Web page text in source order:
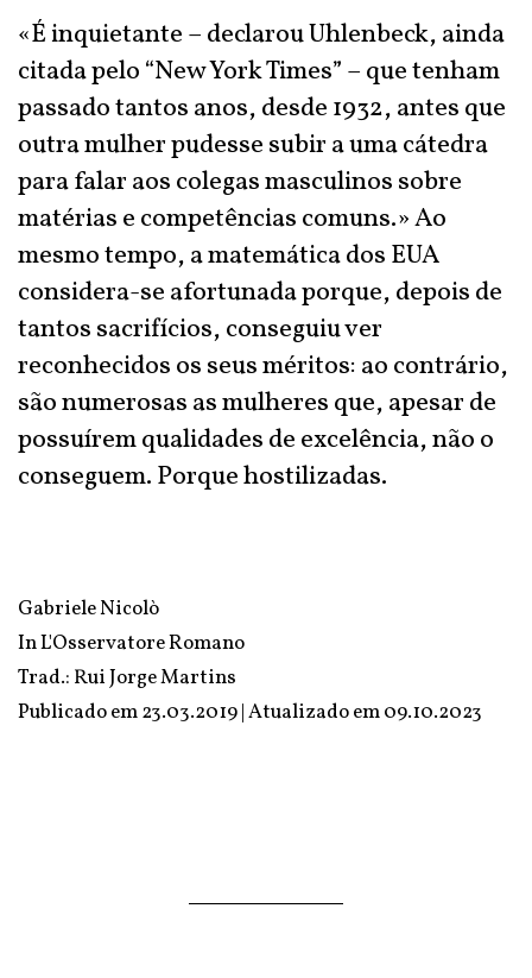
«É inquietante – declarou Uhlenbeck, ainda
citada pelo “New York Times” – que tenham
passado tantos anos, desde 1932, antes que
outra mulher pudesse subir a uma cátedra
para falar aos colegas masculinos sobre
matérias e competências comuns.» Ao
mesmo tempo, a matemática dos EUA
considera-se afortunada porque, depois de
tantos sacrifícios, conseguiu ver
reconhecidos os seus méritos: ao contrário,
são numerosas as mulheres que, apesar de
possuírem qualidades de excelência, não o
conseguem. Porque hostilizadas.
Gabriele Nicolò
InL'Osservatore Romano
Trad.: Rui Jorge Martins
Publicado em 23.03.2019 | Atualizado em09.10.2023